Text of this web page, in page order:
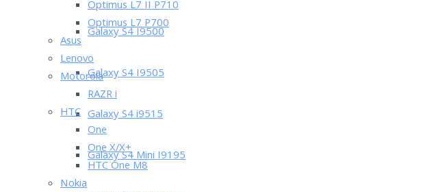
Galaxy S4 I9500
Galaxy S4 I9505
Galaxy S4 i9515
Galaxy S4 Mini I9195
Optimus L7 II P710
Optimus L7 P700
Asus
Lenovo
Motorola
RAZR i
HTC
One
One X/X+
HTC One M8
Nokia